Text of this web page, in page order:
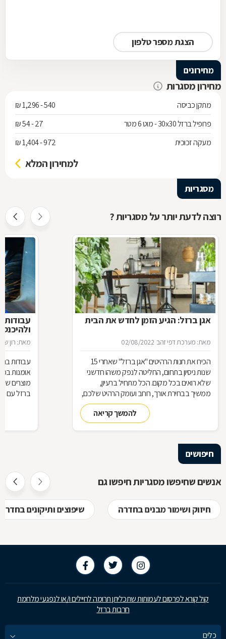
הצגת מספר טלפון
מחירונים
מחירון מסגרות
מתקן כביסה
540 - 1,296 ₪
פרופיל ברזל 30x30 - מוט 6 מטר
27 - 54 ₪
מעקה זכוכית
972 - 1,404 ₪
למחירון המלא
מסגריות
רוצה לדעת יותר על מסגריות ?
אגן ברזל: הגיע הזמן לחדש את הבית
מאת: מערכת דפי זהב 02/08/2022
הכירו את חנות הרהיטים ''אגן ברזל'' שאחרי 15
שנות ניסיון בתחום, החליטה לנפק משהו חדשני
שלא רואים בכל מקום. הכל מתחיל ברעיון,
ממשיך בבחירת אורך, רוחב ועומק הרהיט שלכם,
ממשיך בייצור מקורי ממיטב חומרי הגלם ומסתיים
ביצירת הפתרון המרשים והמעשי ביותר עבורכם
להמשך קריאה
עבודות
מאת: רון
עבודות
אומנות
מוצרים
ברזל עם
חיפושים
אנשים שחיפשו מסגריות חיפשו גם
חיזוק ושימור מבנים בחדרה שיפוצים ותיקונים בחדרה
קול קורא לפרסום לעמותות שתכליתן תרומה לחיילים ו/או לנפגעי מלחמת
חרבות ברזל
כלים